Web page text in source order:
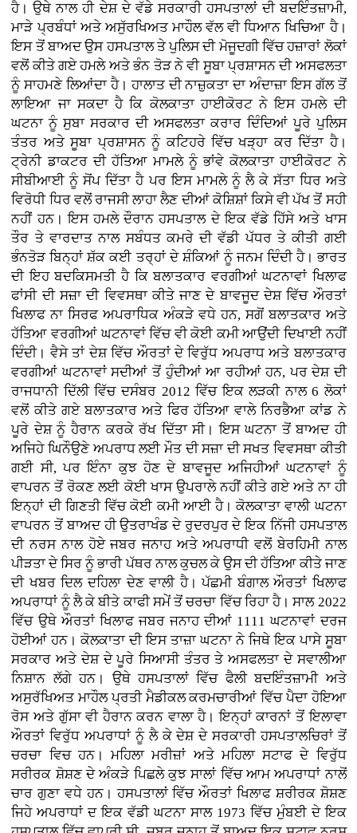
ਹੈ। ਉਥੇ ਨਾਲ ਹੀ ਦੇਸ਼ ਦੇ ਵੱਡੇ ਸਰਕਾਰੀ ਹਸਪਤਾਲਾਂ ਦੀ ਬਦਇੰਤਜ਼ਾਮੀ,
ਮਾੜੇ ਪ੍ਰਬੰਧਾਂ ਅਤੇ ਅਸੁੱਰਖਿਅਤ ਮਾਹੌਲ ਵੱਲ ਵੀ ਧਿਆਨ ਖਿਚਿਆ ਹੈ।
ਇਸ ਤੋਂ ਬਾਅਦ ਉਸ ਹਸਪਤਾਲ ਤੇ ਪੁਲਿਸ ਦੀ ਮੋਜੂਦਗੀ ਵਿੱਚ ਹਜ਼ਾਰਾਂ ਲੋਕਾਂ
ਵਲੋਂ ਕੀਤੇ ਗਏ ਹਮਲੇ ਅਤੇ ਭੰਨ ਤੋੜ ਨੇ ਵੀ ਸੂਬਾ ਪ੍ਰਸ਼ਾਸਨ ਦੀ ਅਸਫਲਤਾ
ਨੂੰ ਸਾਹਮਣੇ ਲਿਆਂਦਾ ਹੈ। ਹਾਲਾਤ ਦੀ ਨਾਜ਼ੁਕਤਾ ਦਾ ਅੰਦਾਜ਼ਾ ਇਸ ਗੱਲ ਤੋਂ
ਲਾਇਆ ਜਾ ਸਕਦਾ ਹੈ ਕਿ ਕੋਲਕਾਤਾ ਹਾਈਕੋਰਟ ਨੇ ਇਸ ਹਮਲੇ ਦੀ
ਘਟਨਾ ਨੂੰ ਸੁਬਾ ਸਰਕਾਰ ਦੀ ਅਸਫਲਤਾ ਕਰਾਰ ਦਿੰਦਿਆਂ ਪੂਰੇ ਪੁਲਿਸ
ਤੰਤਰ ਅਤੇ ਸੂਬਾ ਪ੍ਰਸ਼ਾਸਨ ਨੂੰ ਕਟਿਹਰੇ ਵਿੱਚ ਖੜ੍ਹਾ ਕਰ ਦਿੱਤਾ ਹੈ।
ਟ੍ਰੇਨੀ ਡਾਕਟਰ ਦੀ ਹੱਤਿਆ ਮਾਮਲੇ ਨੂੰ ਭਾਂਵੇ ਕੋਲਕਾਤਾ ਹਾਈਕੋਰਟ ਨੇ
ਸੀਬੀਆਈ ਨੂੰ ਸੋਂਪ ਦਿੱਤਾ ਹੈ ਪਰ ਇਸ ਮਾਮਲੇ ਨੂੰ ਲੈ ਕੇ ਸੱਤਾ ਧਿਰ ਅਤੇ
ਵਿਰੋਧੀ ਧਿਰ ਵਲੋਂ ਰਾਜਸੀ ਲਾਹਾ ਲੈਣ ਦੀਆਂ ਕੋਸ਼ਿਸ਼ਾਂ ਕਿਸੇ ਵੀ ਪੱਖ ਤੋਂ ਸਹੀ
ਨਹੀਂ ਹਨ। ਇਸ ਹਮਲੇ ਦੌਰਾਨ ਹਸਪਤਾਲ ਦੇ ਇਕ ਵੱਡੇ ਹਿੱਸੇ ਅਤੇ ਖਾਸ
ਤੌਰ ਤੇ ਵਾਰਦਾਤ ਨਾਲ ਸਬੰਧਤ ਕਮਰੇ ਦੀ ਵੱਡੀ ਪੱਧਰ ਤੇ ਕੀਤੀ ਗਈ
ਭੰਨਤੋੜ ਬਿਨ੍ਹਾਂ ਸ਼ੱਕ ਕਈ ਤਰ੍ਹਾਂ ਦੇ ਸ਼ੰਕਿਆਂ ਨੂੰ ਜਨਮ ਦਿੰਦੀ ਹੈ। ਭਾਰਤ
ਦੀ ਇਹ ਬਦਕਿਸਮਤੀ ਹੈ ਕਿ ਬਲਾਤਕਾਰ ਵਰਗੀਆਂ ਘਟਨਾਵਾਂ ਖਿਲਾਫ
ਫਾਂਸੀ ਦੀ ਸਜ਼ਾ ਦੀ ਵਿਵਸਥਾ ਕੀਤੇ ਜਾਣ ਦੇ ਬਾਵਜੂਦ ਦੇਸ਼ ਵਿੱਚ ਔਰਤਾਂ
ਖਿਲਾਫ ਨਾ ਸਿਰਫ ਅਪਰਾਧਿਕ ਅੰਕੜੇ ਵਧੇ ਹਨ, ਸਗੋਂ ਬਲਾਤਕਾਰ ਅਤੇ
ਹੱਤਿਆ ਵਰਗੀਆਂ ਘਟਨਾਵਾਂ ਵਿੱਚ ਵੀ ਕੋਈ ਕਮੀ ਆਉਂਦੀ ਦਿਖਾਈ ਨਹੀਂ
ਦਿੰਦੀ। ਵੈਸੇ ਤਾਂ ਦੇਸ਼ ਵਿੱਚ ਔਰਤਾਂ ਦੇ ਵਿਰੁੱਧ ਅਪਰਾਧ ਅਤੇ ਬਲਾਤਕਾਰ
ਵਰਗੀਆਂ ਘਟਨਾਵਾਂ ਸਦੀਆਂ ਤੋਂ ਹੁੰਦੀਆਂ ਆ ਰਹੀਆਂ ਹਨ, ਪਰ ਦੇਸ਼ ਦੀ
ਰਾਜਧਾਨੀ ਦਿੱਲੀ ਵਿੱਚ ਦਸੰਬਰ 2012 ਵਿੱਚ ਇਕ ਲੜਕੀ ਨਾਲ 6 ਲੋਕਾਂ
ਵਲੋਂ ਕੀਤੇ ਗਏ ਬਲਾਤਕਾਰ ਅਤੇ ਫਿਰ ਹੱਤਿਆ ਵਾਲੇ ਨਿਰਭੈਆ ਕਾਂਡ ਨੇ
ਪੂਰੇ ਦੇਸ਼ ਨੂੰ ਹੈਰਾਨ ਕਰਕੇ ਰੱਖ ਦਿੱਤਾ ਸੀ। ਇਸ ਘਟਨਾ ਤੋਂ ਬਾਅਦ ਹੀ
ਅਜਿਹੇ ਘਿਨੌਉਣੇ ਅਪਰਾਧ ਲਈ ਮੌਤ ਦੀ ਸਜ਼ਾ ਦੀ ਸਖਤ ਵਿਵਸਥਾ ਕੀਤੀ
ਗਈ ਸੀ, ਪਰ ਇੰਨਾ ਕੁਝ ਹੋਣ ਦੇ ਬਾਵਜੂਦ ਅਜਿਹੀਆਂ ਘਟਨਾਵਾਂ ਨੂੰ
ਵਾਪਰਨ ਤੋਂ ਰੋਕਣ ਲਈ ਕੋਈ ਖਾਸ ਉਪਰਾਲੇ ਨਹੀਂ ਕੀਤੇ ਗਏ ਅਤੇ ਨਾ ਹੀ
ਇਨ੍ਹਾਂ ਦੀ ਗਿਣਤੀ ਵਿੱਚ ਕੋਈ ਕਮੀ ਆਈ ਹੈ। ਕੋਲਕਾਤਾ ਵਾਲੀ ਘਟਨਾ
ਵਾਪਰਨ ਤੋਂ ਬਾਅਦ ਹੀ ਉਤਰਾਖੰਡ ਦੇ ਰੁਦਰਪੁਰ ਦੇ ਇਕ ਨਿੱਜੀ ਹਸਪਤਾਲ
ਦੀ ਨਰਸ ਨਾਲ ਹੋਏ ਜਬਰ ਜਨਾਹ ਅਤੇ ਅਪਰਾਧੀ ਵਲੋਂ ਬੇਰਹਿਮੀ ਨਾਲ
ਪੀੜਤਾ ਦੇ ਸਿਰ ਨੂੰ ਭਾਰੀ ਪੱਥਰ ਨਾਲ ਕੁਚਲ ਕੇ ਉਸ ਦੀ ਹੱਤਿਆ ਕੀਤੇ ਜਾਣ
ਦੀ ਖਬਰ ਦਿਲ ਦਹਿਲਾ ਦੇਣ ਵਾਲੀ ਹੈ। ਪੱਛਮੀ ਬੰਗਾਲ ਔਰਤਾਂ ਖਿਲਾਫ
ਅਪਰਾਧਾਂ ਨੂੰ ਲੈ ਕੇ ਬੀਤੇ ਕਾਫੀ ਸਮੇਂ ਤੋਂ ਚਰਚਾ ਵਿੱਚ ਰਿਹਾ ਹੈ। ਸਾਲ 2022
ਵਿੱਚ ਉਥੇ ਔਰਤਾਂ ਖਿਲਾਫ ਜਬਰ ਜਨਾਹ ਦੀਆਂ 1111 ਘਟਨਾਵਾਂ ਦਰਜ
ਹੋਈਆਂ ਹਨ। ਕੋਲਕਾਤਾ ਦੀ ਇਸ ਤਾਜ਼ਾ ਘਟਨਾ ਨੇ ਜਿਥੇ ਇਕ ਪਾਸੇ ਸੂਬਾ
ਸਰਕਾਰ ਅਤੇ ਦੇਸ਼ ਦੇ ਪੂਰੇ ਸਿਆਸੀ ਤੰਤਰ ਤੇ ਅਸਫਲਤਾ ਦੇ ਸਵਾਲੀਆ
ਨਿਸ਼ਾਨ ਲੱਗੇ ਹਨ। ਉਥੇ ਹਸਪਤਾਲਾਂ ਵਿੱਚ ਫੈਲੀ ਬਦਇੰਤਜ਼ਾਮੀ ਅਤੇ
ਅਸੁਰੱਖਿਅਤ ਮਾਹੌਲ ਪ੍ਰਤੀ ਮੈਡੀਕਲ ਕਰਮਚਾਰੀਆਂ ਵਿੱਚ ਪੈਦਾ ਹੋਇਆ
ਰੋਸ ਅਤੇ ਗੁੱਸਾ ਵੀ ਹੈਰਾਨ ਕਰਨ ਵਾਲਾ ਹੈ। ਇਨ੍ਹਾਂ ਕਾਰਨਾਂ ਤੋਂ ਇਲਾਵਾ
ਔਰਤਾਂ ਵਿਰੁੱਧ ਅਪਰਾਧਾਂ ਨੂੰ ਲੈ ਕੇ ਦੇਸ਼ ਦੇ ਸਰਕਾਰੀ ਹਸਪਤਾਲਚਿਰਾਂ ਤੋਂ
ਚਰਚਾ ਵਿਚ ਹਨ। ਮਹਿਲਾ ਮਰੀਜ਼ਾਂ ਅਤੇ ਮਹਿਲਾ ਸਟਾਫ ਦੇ ਵਿਰੁੱਧ
ਸਰੀਰਕ ਸ਼ੋਸ਼ਣ ਦੇ ਅੰਕੜੇ ਪਿਛਲੇ ਕੁਝ ਸਾਲਾਂ ਵਿੱਚ ਆਮ ਅਪਰਾਧਾਂ ਨਾਲੋਂ
ਚਾਰ ਗੁਣਾ ਵਧੇ ਹਨ। ਹਸਪਤਾਲਾਂ ਵਿੱਚ ਔਰਤਾਂ ਖਿਲਾਫ ਸ਼ਰੀਰਕ ਸ਼ੋਸ਼ਣ
ਜਿਹੇ ਅਪਰਾਧਾਂ ਦ ਇਕ ਵੱਡੀ ਘਟਨਾ ਸਾਲ 1973 ਵਿੱਚ ਮੁੰਬਈ ਦੇ ਇਕ